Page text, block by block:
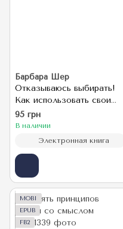
Барбара Шер
Отказываюсь выбирать!
Как использовать свои
интересы, увлечения и
хобби, чтобы построить
жизнь и карьеру своей
95 грн
В наличии
Электронная книга
MOBI
EPUB
FB2